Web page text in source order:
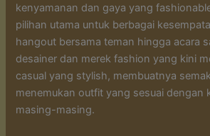
kenyamanan dan gaya yang
pilihan utama untuk berbagai
hangout bersama teman hingga acara
desainer dan merek fashion yang kini
casual yang stylish, membuatnya
menemukan outfit yang sesuai dengan
masing-masing.